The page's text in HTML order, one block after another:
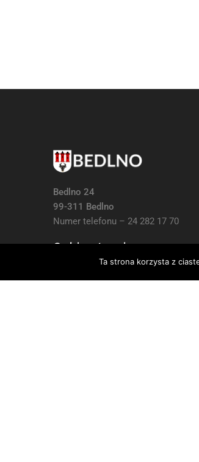
Bedlno 24
99-311 Bedlno
Numer telefonu – 24 282 17 70
Godziny otwarcia:
7:30 do 15:30, Sb i Nie: Nieczynne
Ta strona korzysta z